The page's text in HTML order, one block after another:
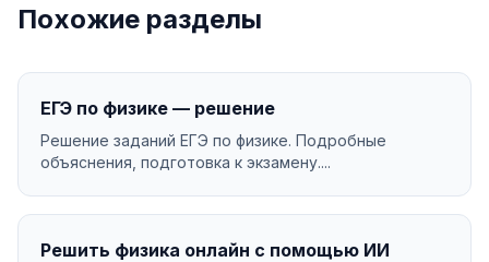
Похожие разделы
ЕГЭ по физике — решение
Решение заданий ЕГЭ по физике. Подробные
объяснения, подготовка к экзамену....
Решить физика онлайн с помощью ИИ